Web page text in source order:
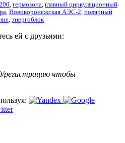
, гермозона, главный циркуляционный
, Нововоронежская АЭС-2, полярный
, энергоблок
ей с друзьями:
регистрацию чтобы